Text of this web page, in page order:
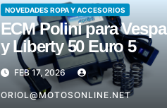
NOVEDADES ROPA Y ACCESORIOS
ECM Polini para Vespa
y Liberty 50 Euro 5
FEB 17, 2026
ORIOL@MOTOSONLINE.NET